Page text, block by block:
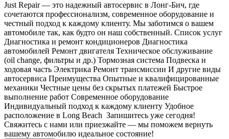
Just Repair — это надежный автосервис в Лонг-Бич, где
сочетаются профессионализм, современное оборудование и
честный подход к каждому клиенту. Мы заботимся о вашем
автомобиле так, как будто он наш собственный. Список услуг
Диагностика и ремонт кондиционеров Диагностика
автомобилей Ремонт двигателя Техническое обслуживание
(oil change, фильтры и др.) Тормозная система Подвеска и
ходовая часть Электрика Ремонт трансмиссии И другие виды
автосервиса Преимущества Опытные и квалифицированные
механики Честные цены без скрытых платежей Быстрое
выполнение работ Современное оборудование
Индивидуальный подход к каждому клиенту Удобное
расположение в Long Beach Запишитесь уже сегодня!
Свяжитесь с нами или приезжайте — мы поможем вернуть
вашему автомобилю идеальное состояние!